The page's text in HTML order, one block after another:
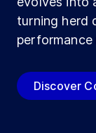
turning herd
performance
Discover